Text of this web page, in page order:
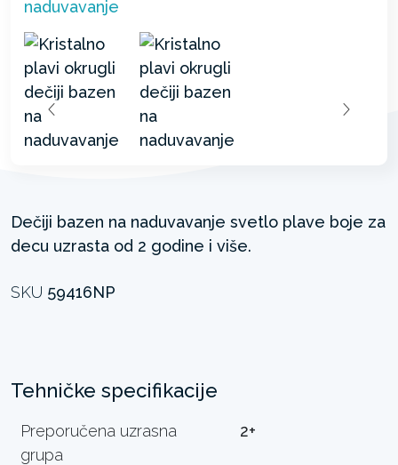
Dečiji bazen na naduvavanje svetlo plave boje za
decu uzrasta od 2 godine i više.
SKU 59416NP
Tehničke specifikacije
Preporučena uzrasna
grupa
2+